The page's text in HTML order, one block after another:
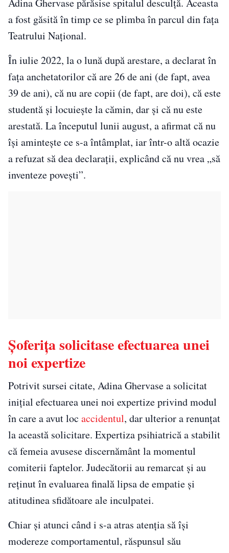
a fost găsită în timp ce se plimba în parcul din fața
Teatrului Național.
În iulie 2022, la o lună după arestare, a declarat în
fața anchetatorilor că are 26 de ani (de fapt, avea
39 de ani), că nu are copii (de fapt, are doi), că este
studentă și locuiește la cămin, dar și că nu este
arestată. La începutul lunii august, a afirmat că nu
își amintește ce s-a întâmplat, iar într-o altă ocazie
a refuzat să dea declarații, explicând că nu vrea „să
inventeze povești”.
Șoferița solicitase efectuarea unei
noi expertize
Potrivit sursei citate, Adina Ghervase a solicitat
inițial efectuarea unei noi expertize privind modul
în care a avut loc accidentul, dar ulterior a renunțat
la această solicitare. Expertiza psihiatrică a stabilit
că femeia avusese discernământ la momentul
comiterii faptelor. Judecătorii au remarcat și au
reținut în evaluarea finală lipsa de empatie și
atitudinea sfidătoare ale inculpatei.
Chiar și atunci când i s-a atras atenția să își
modereze comportamentul, răspunsul său